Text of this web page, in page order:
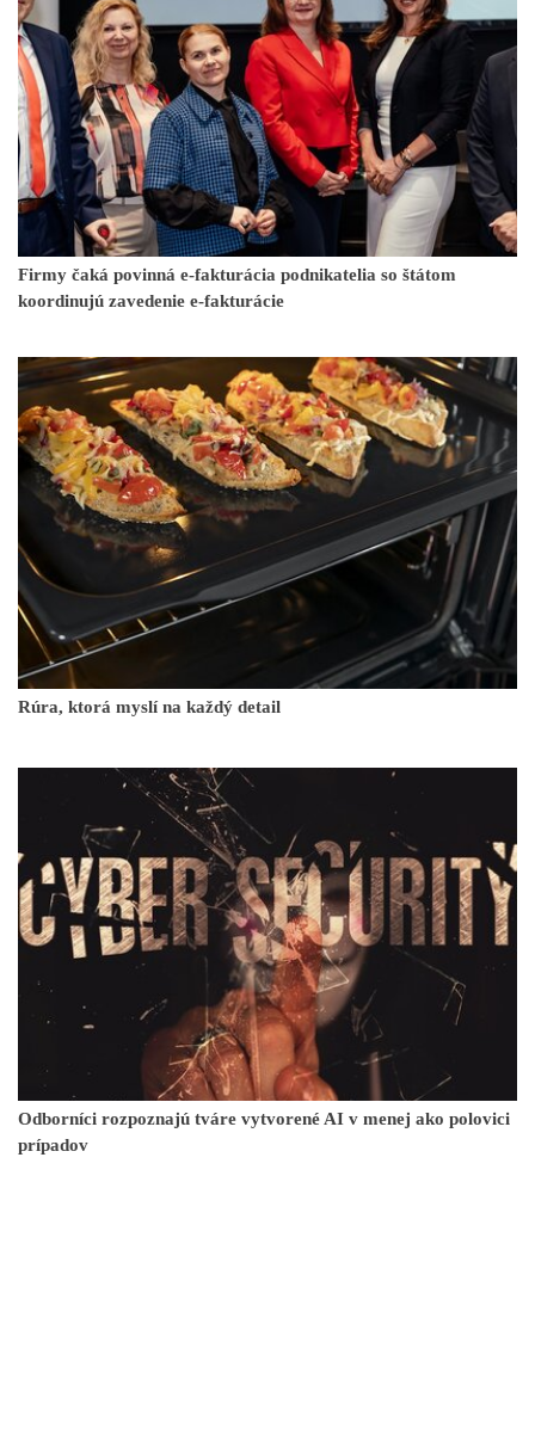
Firmy čaká povinná e-fakturácia podnikatelia so štátom
koordinujú zavedenie e-fakturácie
Rúra, ktorá myslí na každý detail
Odborníci rozpoznajú tváre vytvorené AI v menej ako polovici
prípadov